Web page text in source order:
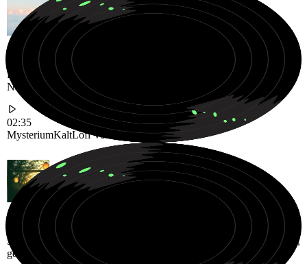
Kalter und mysteriöser Lofi Vocal Track, der durch verträumte
Nachtechos schwebt
02:35
MysteriumKaltLofi Vocal
Sanfter und fauler Neo Soul R&B Groove, entworfen für langsame,
gemütliche Abende